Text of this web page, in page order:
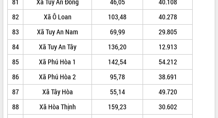
sản sống” trong dòng chảy toàn cầu
Xây dựng nông thôn mới: Nâng cao đời
sống người dân từ những mô hình thiết
thực
Quyết liệt tháo gỡ vướng mắc, đẩy
nhanh tiến độ các dự án trọng điểm
trong Khu kinh tế Nam Phú Yên
Hòn Yến phát triển du lịch gắn với bảo
tồn biển
Lấy ý kiến điều chỉnh Quy hoạch tỉnh
Đắk Lắk thời kỳ 2021-2030, tầm nhìn
82
Xã Ô Loan 103,48
40.278
83
Xã Tuy An Nam 69,99
29.805
84
Xã Tuy An Tây 136,20
12.913
85
Xã Phú Hòa 1 142,54
54.212
86
Xã Phú Hòa 2 95,78
38.691
87
Xã Tây Hòa 55,14
49.720
88
Xã Hòa Thịnh 159,23
30.602